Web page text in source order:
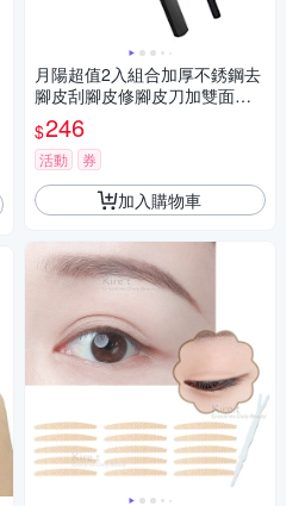
月陽超值2入組合加厚不銹鋼去
腳皮刮腳皮修腳皮刀加雙面指
甲銼刀磨指甲板(SFN138)
$246
活動 券
加入購物車